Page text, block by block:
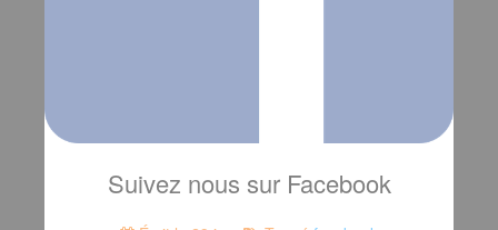
Suivez nous sur Facebook